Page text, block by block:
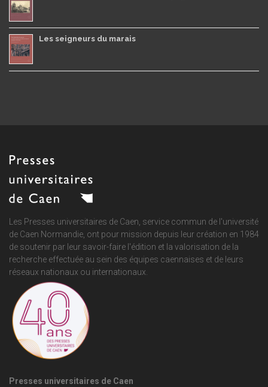
Les seigneurs du marais
Les Presses universitaires de Caen, service commun de l'université
de Caen Normandie, ont pour mission depuis leur création en 1984
de soutenir par leur savoir-faire l'édition et la valorisation de la
recherche effectuée au sein des équipes caennaises et de leurs
réseaux nationaux ou internationaux.
Presses universitaires de Caen